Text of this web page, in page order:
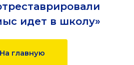
идет в школу»
На главную